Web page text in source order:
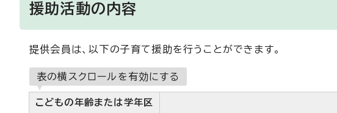
援助活動の内容
提供会員は、以下の子育て援助を行うことができます。
表の横スクロールを有効にする
こどもの年齢または学年区